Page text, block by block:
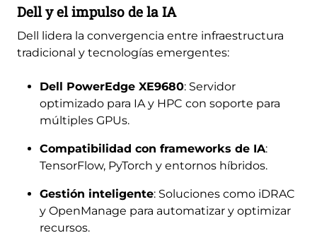
Dell y el impulso de la IA
Dell lidera la convergencia entre infraestructura
tradicional y tecnologías emergentes:
Dell PowerEdge XE9680: Servidor
optimizado para IA y HPC con soporte para
múltiples GPUs.
Compatibilidad con frameworks de IA:
TensorFlow, PyTorch y entornos híbridos.
Gestión inteligente: Soluciones como iDRAC
y OpenManage para automatizar y optimizar
recursos.